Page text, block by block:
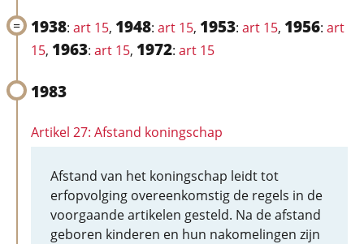
1938: art 15, 1948: art 15, 1953: art 15, 1956: art
15, 1963: art 15, 1972: art 15
1983
Artikel 27: Afstand koningschap
Afstand van het koningschap leidt tot
erfopvolging overeenkomstig de regels in de
voorgaande artikelen gesteld. Na de afstand
geboren kinderen en hun nakomelingen zijn